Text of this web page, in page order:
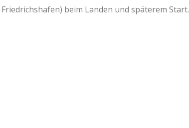
beim Landen und späterem Start.